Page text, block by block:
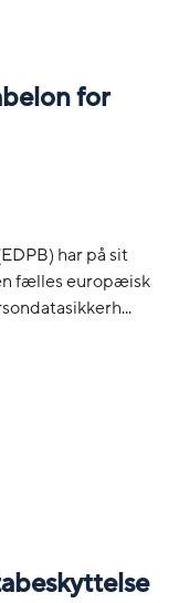
for
har på sit
fælles europæisk